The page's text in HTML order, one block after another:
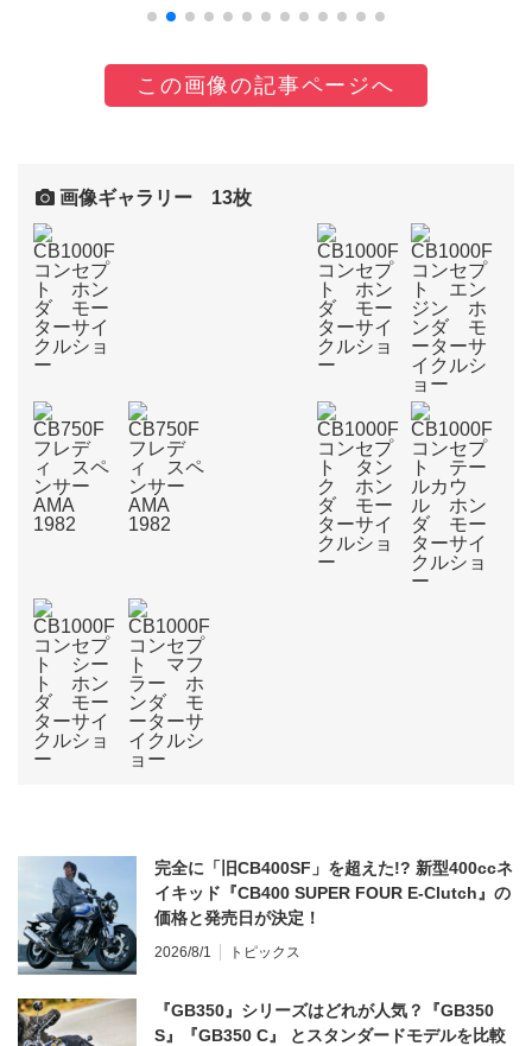
この画像の記事ページへ
画像ギャラリー 13枚
完全に「旧CB400SF」を超えた!? 新型400ccネ
イキッド『CB400 SUPER FOUR E-Clutch』の
価格と発売日が決定！
2026/8/1 トピックス
『GB350』シリーズはどれが人気？『GB350
S』『GB350 C』 とスタンダードモデルを比較